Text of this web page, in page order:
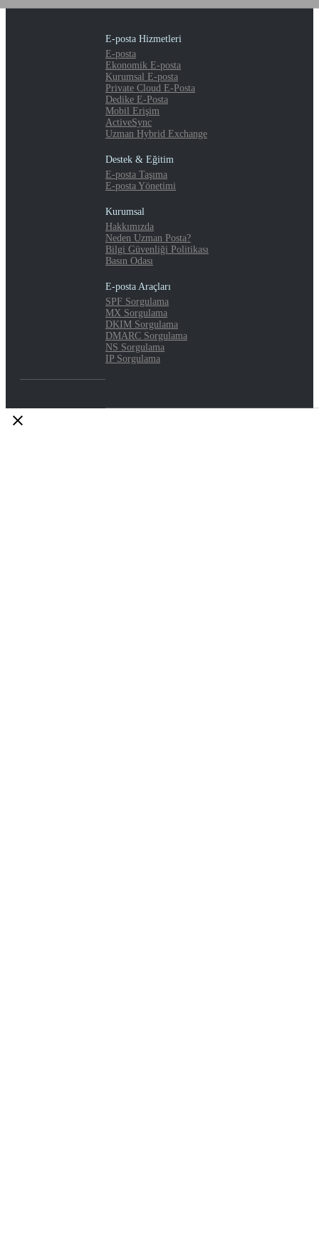
E-posta Hizmetleri
E-posta
Ekonomik E-posta
Kurumsal E-posta
Private Cloud E-Posta
Dedike E-Posta
Mobil Erişim
ActiveSync
Uzman Hybrid Exchange
Destek & Eğitim
E-posta Taşıma
E-posta Yönetimi
Kurumsal
Hakkımızda
Neden Uzman Posta?
Bilgi Güvenliği Politikası
Basın Odası
E-posta Araçları
SPF Sorgulama
MX Sorgulama
DKIM Sorgulama
DMARC Sorgulama
NS Sorgulama
IP Sorgulama